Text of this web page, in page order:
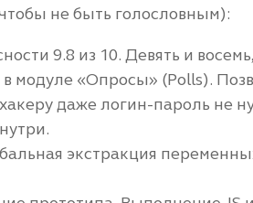
не быть голословным):
9.8 из 10. Девять и
в модуле «Опросы» (Polls).
даже логин-пароль не
экстракция